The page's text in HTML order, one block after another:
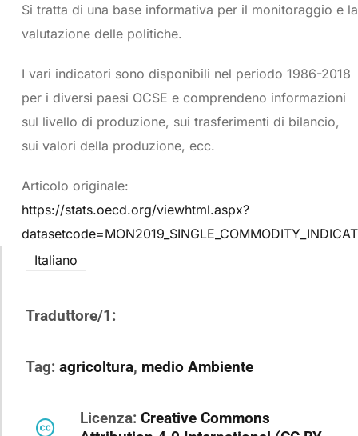
Si tratta di una base informativa per il monitoraggio e la
valutazione delle politiche.
I vari indicatori sono disponibili nel periodo 1986-2018
per i diversi paesi OCSE e comprendeno informazioni
sul livello di produzione, sui trasferimenti di bilancio,
sui valori della produzione, ecc.
Articolo originale:
https://stats.oecd.org/viewhtml.aspx?
Italiano
Traduttore/1:
Tag: agricoltura, medio Ambiente
Licenza: Creative Commons